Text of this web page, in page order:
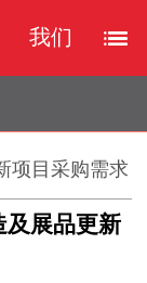
我们
项目采购需求
及展品更新